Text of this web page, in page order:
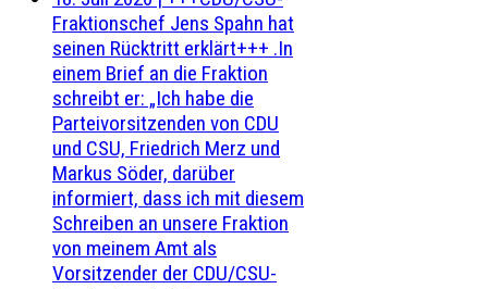
Fraktionschef Jens Spahn hat
seinen Rücktritt erklärt+++ .In
einem Brief an die Fraktion
schreibt er: „Ich habe die
Parteivorsitzenden von CDU
und CSU, Friedrich Merz und
Markus Söder, darüber
informiert, dass ich mit diesem
Schreiben an unsere Fraktion
von meinem Amt als
Vorsitzender der CDU/CSU-